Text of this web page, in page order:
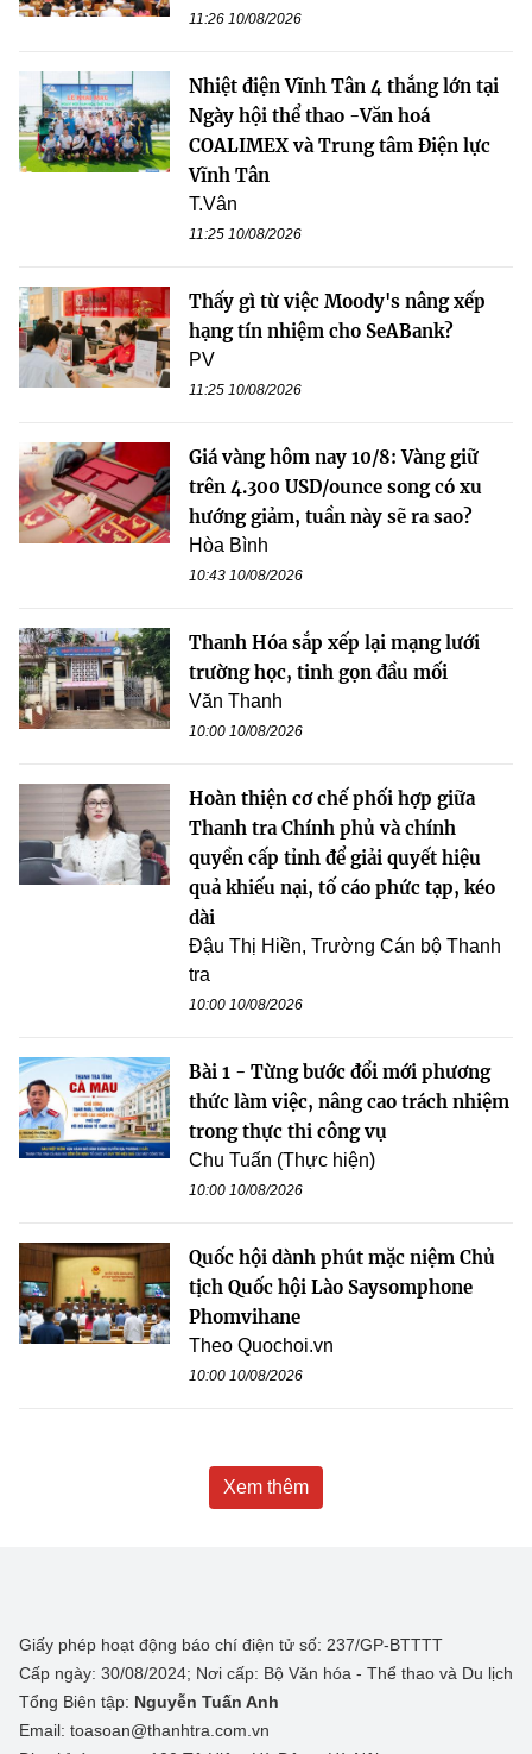
11:26 10/08/2026
Nhiệt điện Vĩnh Tân 4 thắng lớn tại
Ngày hội thể thao -Văn hoá
COALIMEX và Trung tâm Điện lực
Vĩnh Tân
T.Vân
11:25 10/08/2026
Thấy gì từ việc Moody's nâng xếp
hạng tín nhiệm cho SeABank?
PV
11:25 10/08/2026
Giá vàng hôm nay 10/8: Vàng giữ
trên 4.300 USD/ounce song có xu
hướng giảm, tuần này sẽ ra sao?
Hòa Bình
10:43 10/08/2026
Thanh Hóa sắp xếp lại mạng lưới
trường học, tinh gọn đầu mối
Văn Thanh
10:00 10/08/2026
Hoàn thiện cơ chế phối hợp giữa
Thanh tra Chính phủ và chính
quyền cấp tỉnh để giải quyết hiệu
quả khiếu nại, tố cáo phức tạp, kéo
dài
Đậu Thị Hiền, Trường Cán bộ Thanh
tra
10:00 10/08/2026
Bài 1 - Từng bước đổi mới phương
thức làm việc, nâng cao trách nhiệm
trong thực thi công vụ
Chu Tuấn (Thực hiện)
10:00 10/08/2026
Quốc hội dành phút mặc niệm Chủ
tịch Quốc hội Lào Saysomphone
Phomvihane
Theo Quochoi.vn
10:00 10/08/2026
Xem thêm
Giấy phép hoạt động báo chí điện tử số: 237/GP-BTTTT
Cấp ngày: 30/08/2024; Nơi cấp: Bộ Văn hóa - Thể thao và Du lịch
Tổng Biên tập: Nguyễn Tuấn Anh
Email: toasoan@thanhtra.com.vn